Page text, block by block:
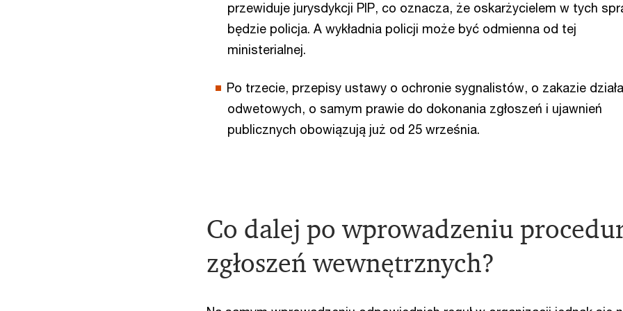
przewiduje jurysdykcji PIP, co oznacza, że oskarżycielem w tych
będzie policja. A wykładnia policji może być odmienna od tej
ministerialnej.
Po trzecie, przepisy ustawy o ochronie sygnalistów, o zakazie
odwetowych, o samym prawie do dokonania zgłoszeń i ujawnień
publicznych obowiązują już od 25 września.
Co dalej po wprowadzeniu
zgłoszeń wewnętrznych?